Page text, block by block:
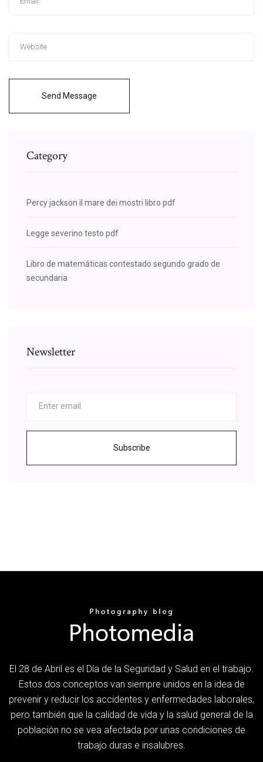
Send Message
Category
Percy jackson il mare dei mostri libro pdf
Legge severino testo pdf
Libro de matemáticas contestado segundo grado de
secundaria
Newsletter
Subscribe
El 28 de Abril es el Día de la Seguridad y Salud en el trabajo.
Estos dos conceptos van siempre unidos en la idea de
prevenir y reducir los accidentes y enfermedades laborales,
pero también que la calidad de vida y la salud general de la
población no se vea afectada por unas condiciones de
trabajo duras e insalubres.